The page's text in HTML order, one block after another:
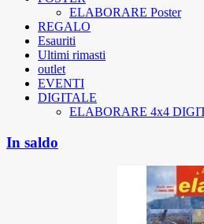
ELABORARE Poster
REGALO
Esauriti
Ultimi rimasti
outlet
EVENTI
DIGITALE
ELABORARE 4x4
In saldo